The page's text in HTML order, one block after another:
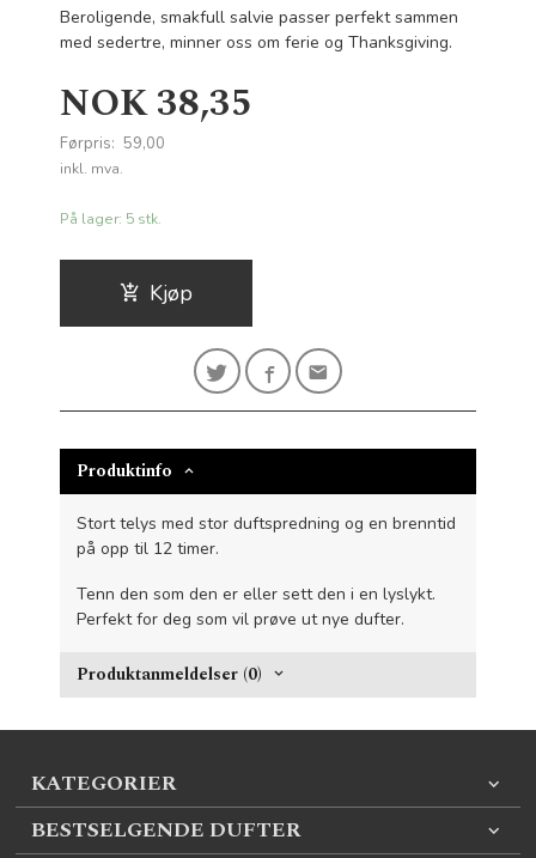
Beroligende, smakfull salvie passer perfekt sammen
med sedertre, minner oss om ferie og Thanksgiving.
Tilbud
NOK38,35
Førpris: 59,00
Rabatt
inkl. mva.
På lager: 5 stk.
Kjøp
Produktinfo
Stort telys med stor duftspredning og en brenntid
på opp til 12 timer.
Tenn den som den er eller sett den i en lyslykt.
Perfekt for deg som vil prøve ut nye dufter.
Produktanmeldelser (0)
KATEGORIER
BESTSELGENDE DUFTER